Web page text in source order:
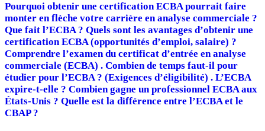
Pourquoi obtenir une certification ECBA pourrait faire
monter en flèche votre carrière en analyse commerciale ?
Que fait l’ECBA ? Quels sont les avantages d’obtenir une
certification ECBA (opportunités d’emploi, salaire) ?
Comprendre l’examen du certificat d’entrée en analyse
commerciale (ECBA) . Combien de temps faut-il pour
étudier pour l’ECBA ? (Exigences d’éligibilité) . L’ECBA
expire-t-elle ? Combien gagne un professionnel ECBA aux
États-Unis ? Quelle est la différence entre l’ECBA et le
CBAP ?